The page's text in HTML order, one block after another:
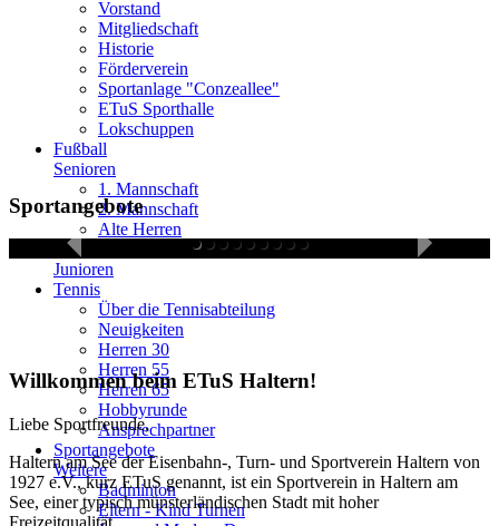
Vorstand
Mitgliedschaft
Historie
Förderverein
Sportanlage "Conzeallee"
ETuS Sporthalle
Lokschuppen
Fußball
Senioren
1. Mannschaft
2. Mannschaft
Alte Herren
Fußball
Junioren
Tennis
Über die Tennisabteilung
Neuigkeiten
Herren 30
Herren 55
Herren 65
Hobbyrunde
Ansprechpartner
Sportangebote
Weitere
Badminton
Eltern - Kind Turnen
SportangeboteSenioren-Fußball
Jugendfußball
Badminton
Seniorenturnen
Eltern - Kind - Turnen
Leichtathletik
Willkommen beim ETuS Haltern!
Liebe Sportfreunde,
Haltern am See der Eisenbahn-, Turn- und Sportverein Haltern von
1927 e.V., kurz ETuS genannt, ist ein Sportverein in Haltern am
See, einer typisch münsterländischen Stadt mit hoher
Freizeitqualität.